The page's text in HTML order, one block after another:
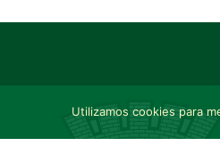
Utilizamos cookies para